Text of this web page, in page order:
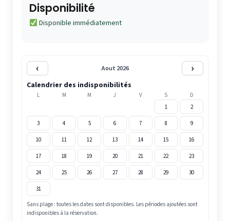
Disponibilité
Disponible immédiatement
‹ Aout 2026 ›
Calendrier des indisponibilités
L M M J V S
D
1
2
3 4 5 6 7 8 9
10 11 12 13 14 15 16
17 18 19 20 21 22 23
24 25 26 27 28 29 30
31
Sans plage : toutes les dates sont disponibles. Les périodes ajoutées sont
indisponibles à la réservation.